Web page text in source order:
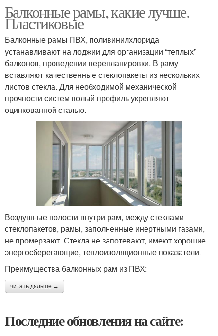
Балконные рамы, какие лучше.
Пластиковые
Балконные рамы ПВХ, поливинилхлорида
устанавливают на лоджии для организации “теплых”
балконов, проведении перепланировки. В раму
вставляют качественные стеклопакеты из нескольких
листов стекла. Для необходимой механической
прочности систем полый профиль укрепляют
оцинкованной сталью.
Воздушные полости внутри рам, между стеклами
стеклопакетов, рамы, заполненные инертными газами,
не промерзают. Стекла не запотевают, имеют хорошие
энергосберегающие, теплоизоляционные показатели.
Преимущества балконных рам из ПВХ:
читать дальше →
Последние обновления на сайте: